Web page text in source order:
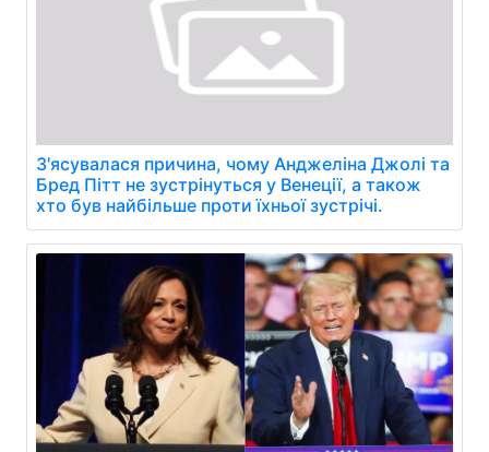
З'ясувалася причина, чому Анджеліна Джолі та
Бред Пітт не зустрінуться у Венеції, а також
хто був найбільше проти їхньої зустрічі.